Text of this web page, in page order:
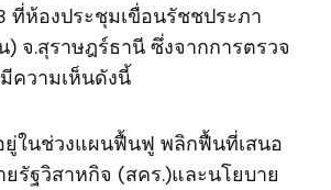
ที่ห้องประชุมเขื่อนรัชชประภา
) จ.สุราษฎร์ธานี ซึ่งจากการตรวจ
ความเห็นดังนี้
ยู่ในช่วงแผนฟื้นฟู พลิกฟื้นที่เสนอ
รัฐวิสาหกิจ (สคร.)และนโยบาย